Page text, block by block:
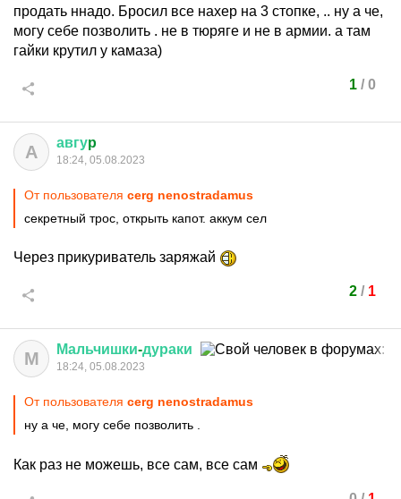
продать ннадо. Бросил все нахер на 3 стопке, .. ну а че,
могу себе позволить . не в тюряге и не в армии. а там
гайки крутил у камаза)
1/ 0
А авгуp
18:24, 05.08.2023
От пользователя cerg nenostradamus
секретный трос, открыть капот. аккум сел
Через прикуриватель заряжай
2/ 1
М Мальчишки-дураки
18:24, 05.08.2023
От пользователя cerg nenostradamus
ну а че, могу себе позволить .
Как раз не можешь, все сам, все сам